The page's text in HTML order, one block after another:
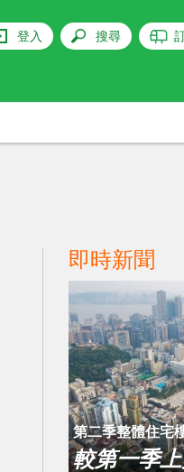
登入 搜尋
即時新聞
第二季整體住宅
較第一季